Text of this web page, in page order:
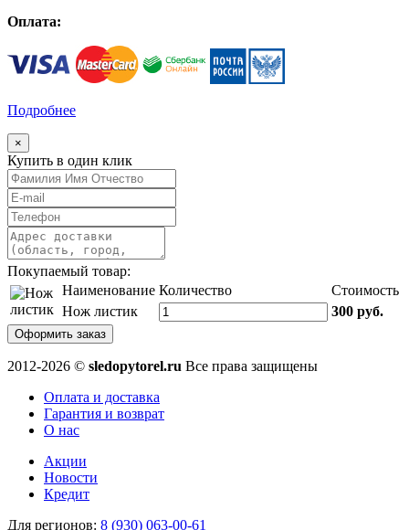
Оплата:
Подробнее
×
Купить в один клик
Покупаемый товар:
Наименование Количество
Стоимость
Нож листик
300 руб.
Оформить заказ
2012-2026 © sledopytorel.ru Все права защищены
Оплата и доставка
Гарантия и возврат
О нас
Акции
Новости
Кредит
Для регионов: 8 (930) 063-00-61